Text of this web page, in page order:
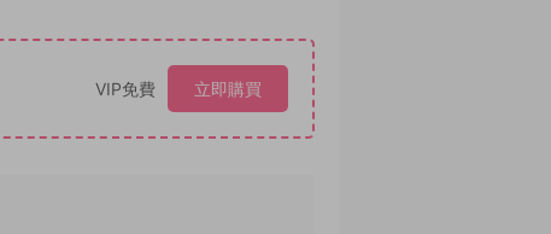
VIP免費 立即購買